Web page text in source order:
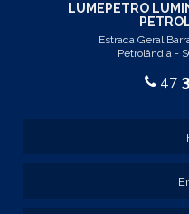
CAIXA ELÉTRICA
CAIXA METÁLICA
CAIXA METÁLICA PAINEL
CAIXA METÁLICA QUADRO PAINEL
LUMEPETRO
Estrada Geral
Petrolândia -
47